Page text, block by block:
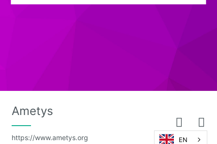
Ametys
https://www.ametys.org EN